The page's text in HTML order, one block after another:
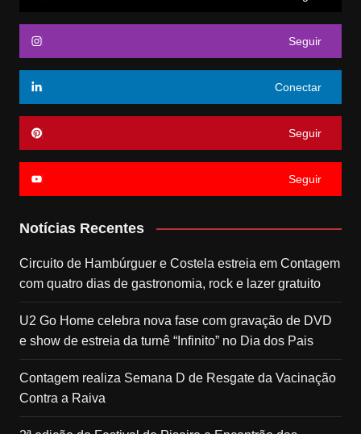
Seguir
Conectar
Seguir
Seguir
Notícias Recentes
Circuito de Hambúrguer e Costela estreia em Contagem
com quatro dias de gastronomia, rock e lazer gratuito
U2 Go Home celebra nova fase com gravação de DVD
e show de estreia da turnê “Infinito” no Dia dos Pais
Contagem realiza Semana D de Resgate da Vacinação
Contra a Raiva